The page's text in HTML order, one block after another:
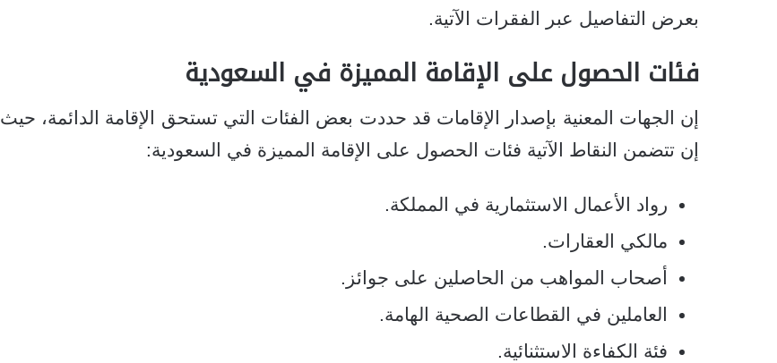
بعرض التفاصيل عبر الفقرات الآتية.
فئات الحصول على الإقامة المميزة في السعودية
إن الجهات المعنية بإصدار الإقامات قد حددت بعض الفئات التي تستحق الإقامة الدائمة، حيث
إن تتضمن النقاط الآتية فئات الحصول على الإقامة المميزة في السعودية:
رواد الأعمال الاستثمارية في المملكة.
مالكي العقارات.
أصحاب المواهب من الحاصلين على جوائز.
العاملين في القطاعات الصحية الهامة.
فئة الكفاءة الاستثنائية.